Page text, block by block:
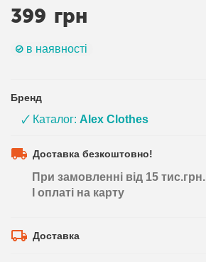
399 грн
в наявності
Бренд
🗸 Каталог:Alex Clothes
Доставка безкоштовно!
При замовленні від 15 тис.грн.
І оплаті на карту
Доставка